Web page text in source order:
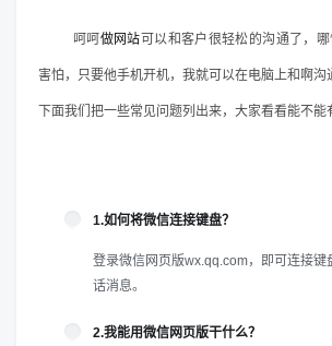
呵呵做网站可以和客户很轻松的沟通了，
害怕，只要他手机开机，我就可以在电脑上和啊沟
下面我们把一些常见问题列出来，大家看看能不能
1.如何将微信连接键盘？
登录微信网页版wx.qq.com，即可连接键
话消息。
2.我能用微信网页版干什么？